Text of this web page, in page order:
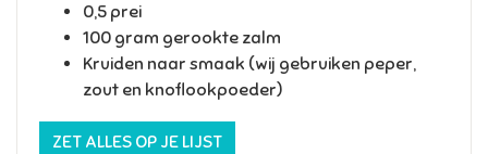
0,5 prei
100 gram gerookte zalm
Kruiden naar smaak (wij gebruiken peper,
zout en knoflookpoeder)
ZET ALLES OP JE LIJST